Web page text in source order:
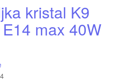
kristal K9
max 40W